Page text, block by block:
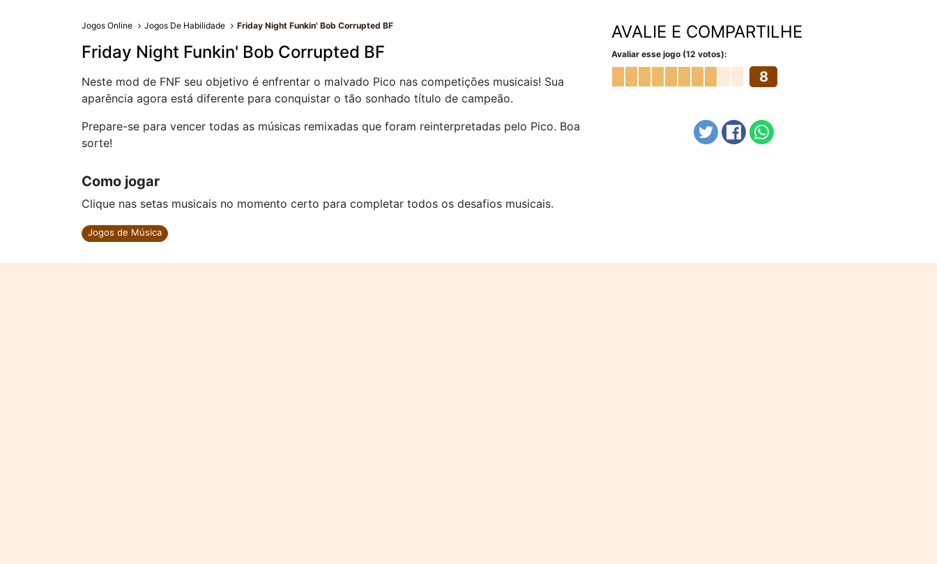
Jogos Online Jogos De Habilidade Friday Night Funkin' Bob Corrupted BF
Friday Night Funkin' Bob Corrupted BF
Neste mod de FNF seu objetivo é enfrentar o malvado Pico nas competições musicais! Sua
aparência agora está diferente para conquistar o tão sonhado título de campeão.
Prepare-se para vencer todas as músicas remixadas que foram reinterpretadas pelo Pico. Boa
sorte!
Como jogar
Clique nas setas musicais no momento certo para completar todos os desafios musicais.
Jogos de Música
AVALIE E COMPARTILHE
Avaliar esse jogo (12 votos):
8